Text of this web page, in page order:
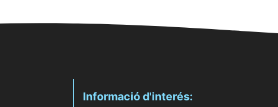
Informació d'interés: